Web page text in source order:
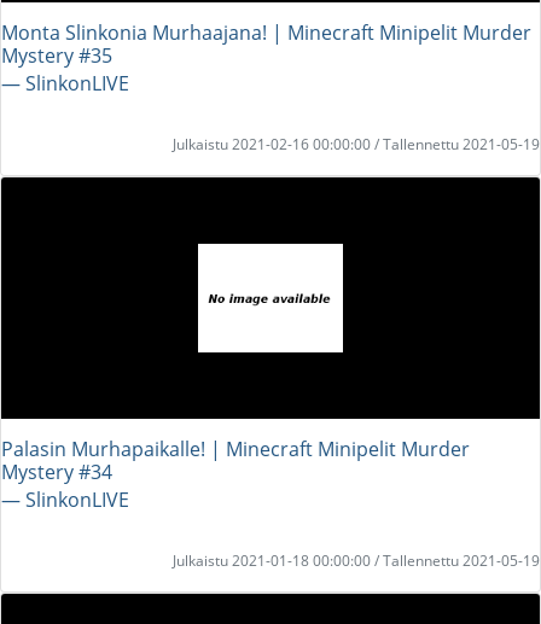
Monta Slinkonia Murhaajana! | Minecraft Minipelit Murder
Mystery #35
― SlinkonLIVE
Julkaistu 2021-02-16 00:00:00 / Tallennettu 2021-05-19
Palasin Murhapaikalle! | Minecraft Minipelit Murder
Mystery #34
― SlinkonLIVE
Julkaistu 2021-01-18 00:00:00 / Tallennettu 2021-05-19